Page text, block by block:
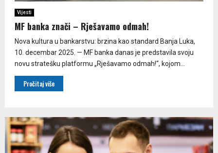
Vijesti
MF banka znači – Rješavamo odmah!
Nova kultura u bankarstvu: brzina kao standard Banja Luka,
10. decembar 2025. — MF banka danas je predstavila svoju
novu stratešku platformu „Rješavamo odmah!“, kojom...
Pročitaj više